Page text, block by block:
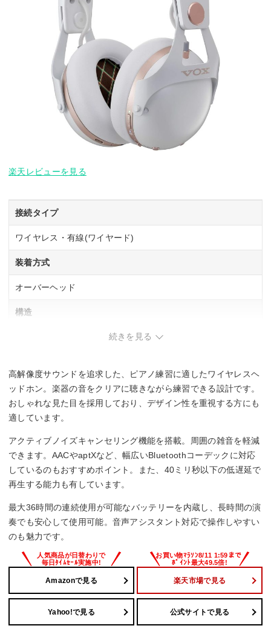
楽天レビューを見る
接続タイプ
ワイヤレス・有線(ワイヤード)
装着方式
オーバーヘッド
構造
ダイナミック型
再生周波数帯域
10Hz～25kHz
コード長
ー
続きを見る
高解像度サウンドを追求した、ピアノ練習に適したワイヤレスヘ
ッドホン。楽器の音をクリアに聴きながら練習できる設計です。
おしゃれな見た目を採用しており、デザイン性を重視する方にも
適しています。
アクティブノイズキャンセリング機能を搭載。周囲の雑音を軽減
できます。AACやaptXなど、幅広いBluetoothコーデックに対応
しているのもおすすめポイント。また、40ミリ秒以下の低遅延で
再生する能力も有しています。
最大36時間の連続使用が可能なバッテリーを内蔵し、長時間の演
奏でも安心して使用可能。音声アシスタント対応で操作しやすい
のも魅力です。
Amazonで見る 楽天市場で見る
Yahoo!で見る 公式サイトで見る